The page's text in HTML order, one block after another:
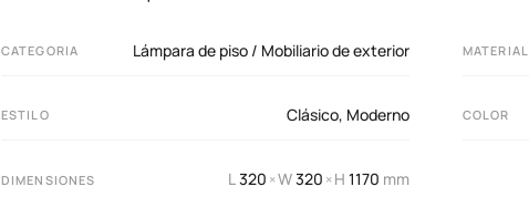
CATEGORIA Lámpara de piso / Mobiliario de exterior MATERIAL
ESTILO Clásico, Moderno COLOR
DIMENSIONES L320 ×W320 ×H 1170 mm